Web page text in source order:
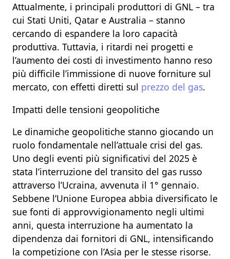
Attualmente, i principali produttori di GNL – tra
cui Stati Uniti, Qatar e Australia – stanno
cercando di espandere la loro capacità
produttiva. Tuttavia, i ritardi nei progetti e
l’aumento dei costi di investimento hanno reso
più difficile l’immissione di nuove forniture sul
mercato, con effetti diretti sul prezzo del gas.
Impatti delle tensioni geopolitiche
Le dinamiche geopolitiche stanno giocando un
ruolo fondamentale nell’attuale crisi del gas.
Uno degli eventi più significativi del 2025 è
stata l’interruzione del transito del gas russo
attraverso l’Ucraina, avvenuta il 1° gennaio.
Sebbene l’Unione Europea abbia diversificato le
sue fonti di approvvigionamento negli ultimi
anni, questa interruzione ha aumentato la
dipendenza dai fornitori di GNL, intensificando
la competizione con l’Asia per le stesse risorse.